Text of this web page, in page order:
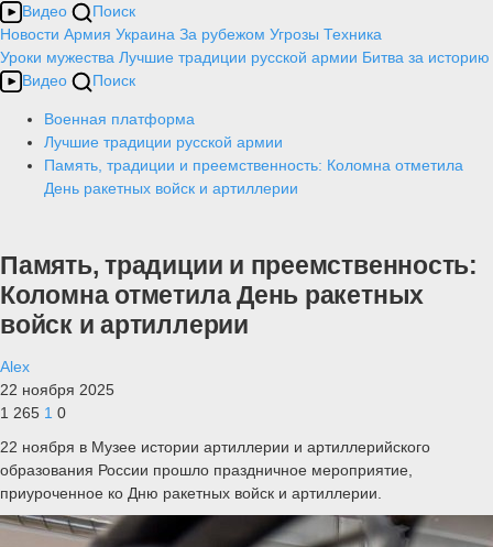
Видео
Поиск
Новости Армия Украина За рубежом Угрозы Техника
Уроки мужества Лучшие традиции русской армии Битва за историю
Видео
Поиск
Военная платформа
Лучшие традиции русской армии
Память, традиции и преемственность: Коломна отметила
День ракетных войск и артиллерии
Память, традиции и преемственность:
Коломна отметила День ракетных
войск и артиллерии
Alex
22 ноября 2025
1 265 1 0
22 ноября в Музее истории артиллерии и артиллерийского
образования России прошло праздничное мероприятие,
приуроченное ко Дню ракетных войск и артиллерии.